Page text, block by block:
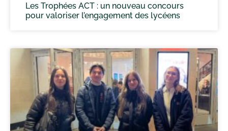
Les Trophées ACT : un nouveau concours
pour valoriser l’engagement des lycéens